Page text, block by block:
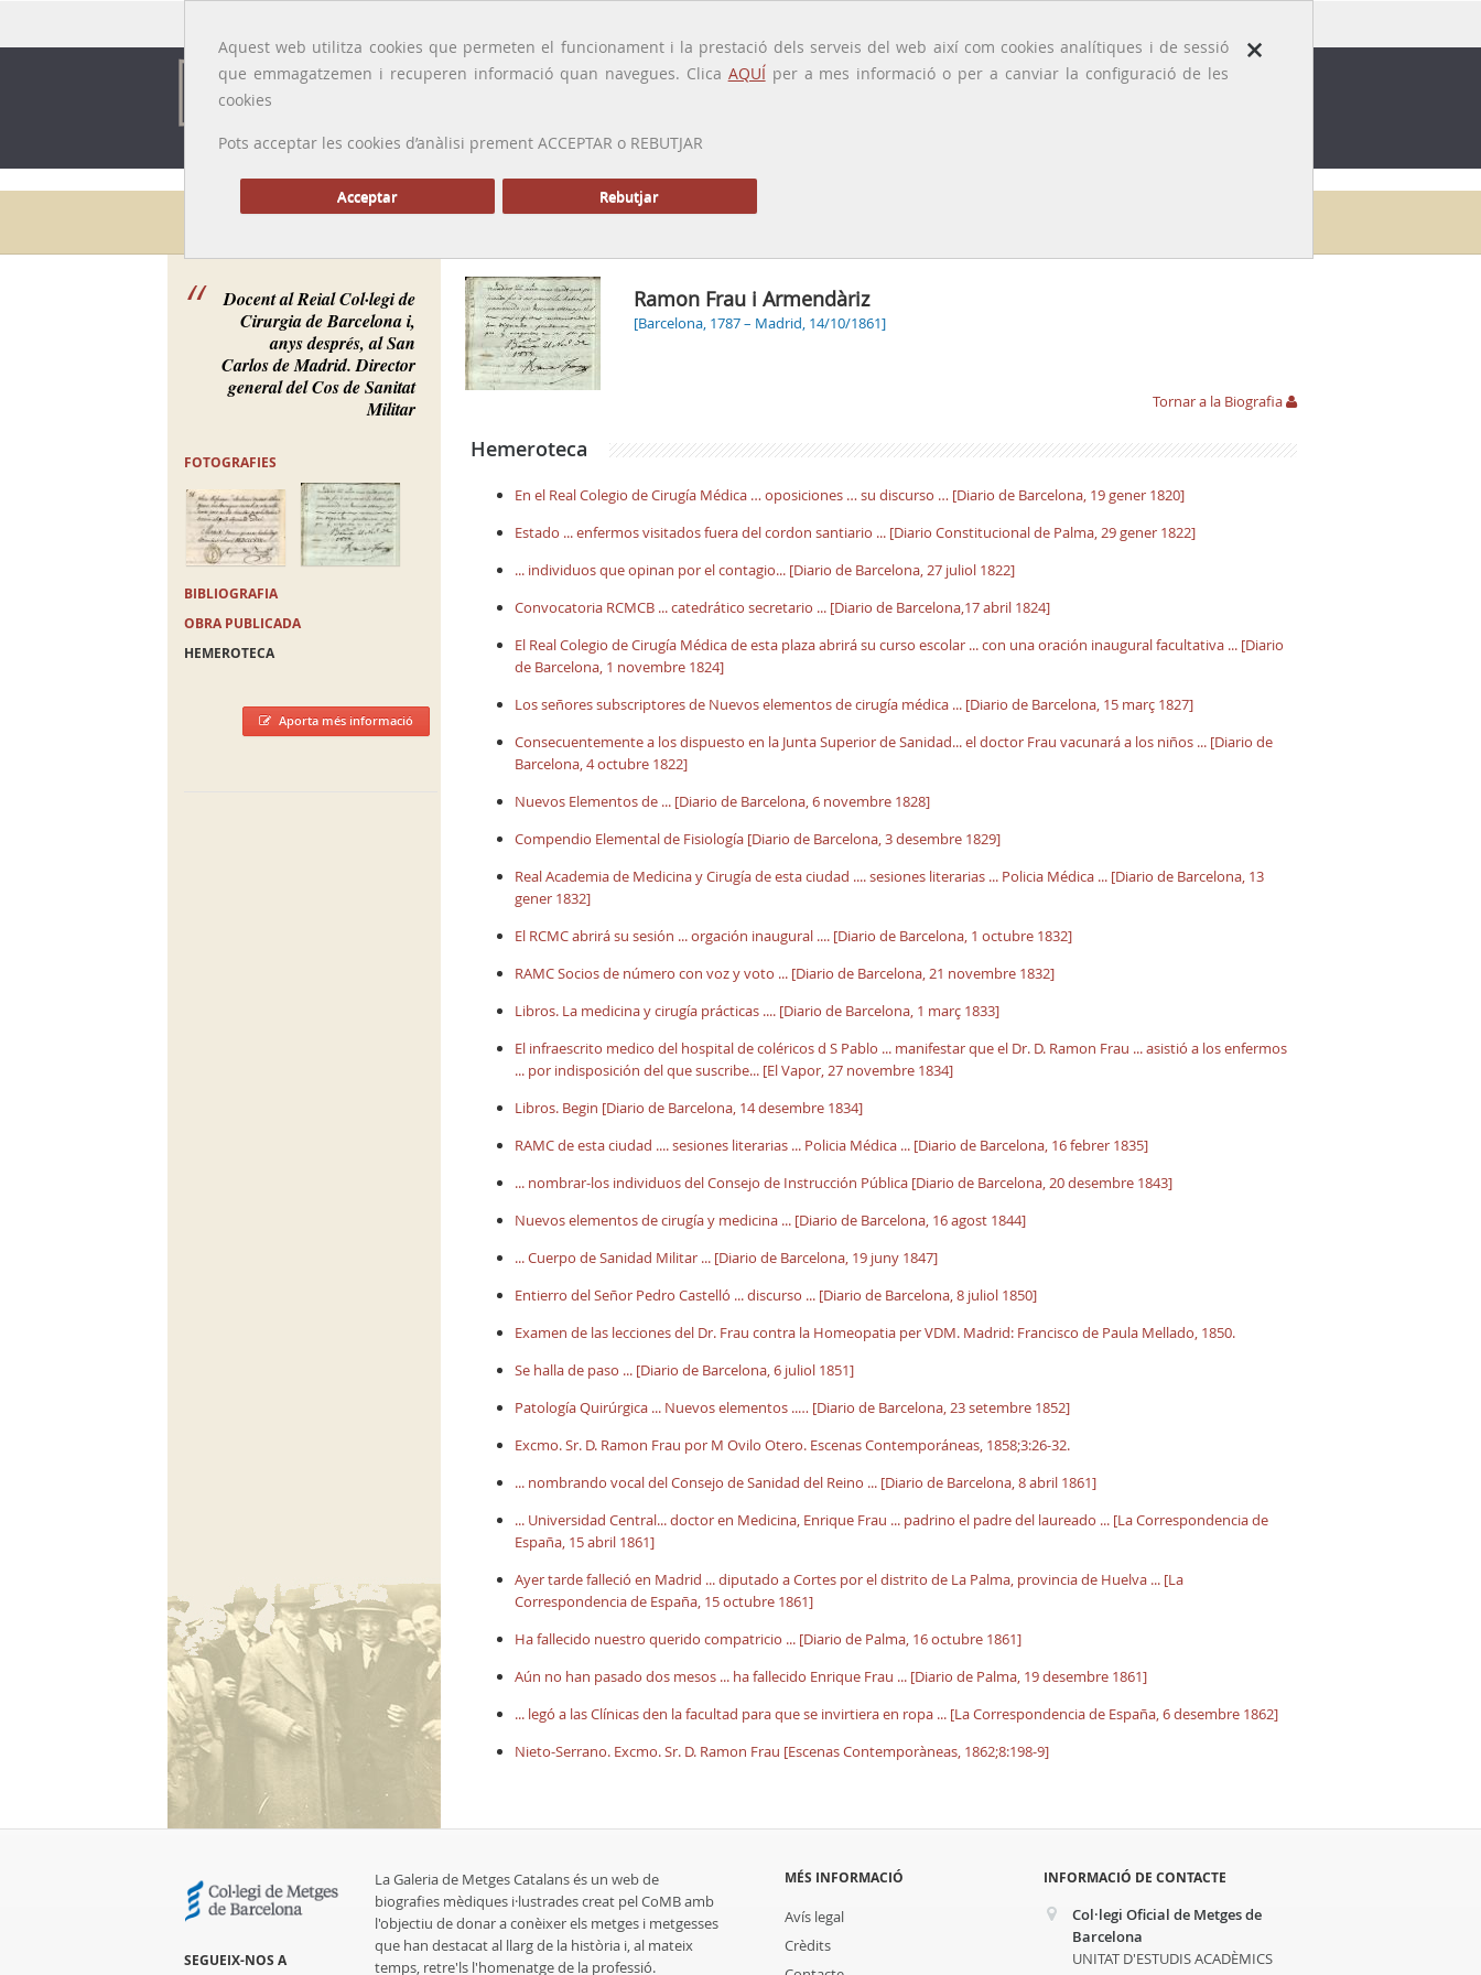
×
Aquest web utilitza cookies que permeten el funcionament i la prestació dels serveis del web així com cookies analítiques i de sessió
que emmagatzemen i recuperen informació quan navegues. Clica AQUÍper a mes informació o per a canviar la configuració de les
cookies
Pots acceptar les cookies d’anàlisi prement ACCEPTAR o REBUTJAR
Acceptar Rebutjar
PRESENTACIÓ GALERIA
Galeria de metges
Docent al Reial Col·legi de
Cirurgia de Barcelona i,
anys després, al San
Carlos de Madrid. Director
general del Cos de Sanitat
Militar
FOTOGRAFIES
BIBLIOGRAFIA
OBRA PUBLICADA
HEMEROTECA
Aporta més informació
Ramon Frau i Armendàriz
[Barcelona, 1787 – Madrid, 14/10/1861]
Tornar a la Biografia
Hemeroteca
En el Real Colegio de Cirugía Médica … oposiciones … su discurso … [Diario de Barcelona, 19 gener 1820]
Estado ... enfermos visitados fuera del cordon santiario ... [Diario Constitucional de Palma, 29 gener 1822]
... individuos que opinan por el contagio... [Diario de Barcelona, 27 juliol 1822]
Convocatoria RCMCB ... catedrático secretario ... [Diario de Barcelona,17 abril 1824]
El Real Colegio de Cirugía Médica de esta plaza abrirá su curso escolar ... con una oración inaugural facultativa ... [Diario
de Barcelona, 1 novembre 1824]
Los señores subscriptores de Nuevos elementos de cirugía médica ... [Diario de Barcelona, 15 març 1827]
Consecuentemente a los dispuesto en la Junta Superior de Sanidad... el doctor Frau vacunará a los niños ... [Diario de
Barcelona, 4 octubre 1822]
Nuevos Elementos de ... [Diario de Barcelona, 6 novembre 1828]
Compendio Elemental de Fisiología [Diario de Barcelona, 3 desembre 1829]
Real Academia de Medicina y Cirugía de esta ciudad .... sesiones literarias ... Policia Médica ... [Diario de Barcelona, 13
gener 1832]
El RCMC abrirá su sesión ... orgación inaugural .... [Diario de Barcelona, 1 octubre 1832]
RAMC Socios de número con voz y voto ... [Diario de Barcelona, 21 novembre 1832]
Libros. La medicina y cirugía prácticas .... [Diario de Barcelona, 1 març 1833]
El infraescrito medico del hospital de coléricos d S Pablo ... manifestar que el Dr. D. Ramon Frau ... asistió a los enfermos
... por indisposición del que suscribe... [El Vapor, 27 novembre 1834]
Libros. Begin [Diario de Barcelona, 14 desembre 1834]
RAMC de esta ciudad .... sesiones literarias ... Policia Médica ... [Diario de Barcelona, 16 febrer 1835]
... nombrar-los individuos del Consejo de Instrucción Pública [Diario de Barcelona, 20 desembre 1843]
Nuevos elementos de cirugía y medicina ... [Diario de Barcelona, 16 agost 1844]
... Cuerpo de Sanidad Militar ... [Diario de Barcelona, 19 juny 1847]
Entierro del Señor Pedro Castelló ... discurso ... [Diario de Barcelona, 8 juliol 1850]
Examen de las lecciones del Dr. Frau contra la Homeopatia per VDM. Madrid: Francisco de Paula Mellado, 1850.
Se halla de paso ... [Diario de Barcelona, 6 juliol 1851]
Patología Quirúrgica ... Nuevos elementos ..… [Diario de Barcelona, 23 setembre 1852]
Excmo. Sr. D. Ramon Frau por M Ovilo Otero. Escenas Contemporáneas, 1858;3:26-32.
... nombrando vocal del Consejo de Sanidad del Reino ... [Diario de Barcelona, 8 abril 1861]
... Universidad Central... doctor en Medicina, Enrique Frau ... padrino el padre del laureado ... [La Correspondencia de
España, 15 abril 1861]
Ayer tarde falleció en Madrid ... diputado a Cortes por el distrito de La Palma, provincia de Huelva ... [La
Correspondencia de España, 15 octubre 1861]
Ha fallecido nuestro querido compatricio ... [Diario de Palma, 16 octubre 1861]
Aún no han pasado dos mesos ... ha fallecido Enrique Frau ... [Diario de Palma, 19 desembre 1861]
... legó a las Clínicas den la facultad para que se invirtiera en ropa ... [La Correspondencia de España, 6 desembre 1862]
Nieto-Serrano. Excmo. Sr. D. Ramon Frau [Escenas Contemporàneas, 1862;8:198-9]
SEGUEIX-NOS A
La Galeria de Metges Catalans és un web de
biografies mèdiques i·lustrades creat pel CoMB amb
l'objectiu de donar a conèixer els metges i metgesses
que han destacat al llarg de la història i, al mateix
temps, retre'ls l'homenatge de la professió.
MÉS INFORMACIÓ
Avís legal
Crèdits
INFORMACIÓ DE CONTACTE
Col·legi Oficial de Metges de
Barcelona
UNITAT D'ESTUDIS ACADÈMICS